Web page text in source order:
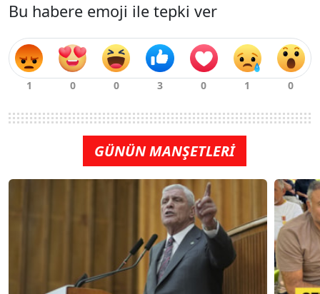
Bu habere emoji ile tepki ver
GÜNÜN MANŞETLERİ